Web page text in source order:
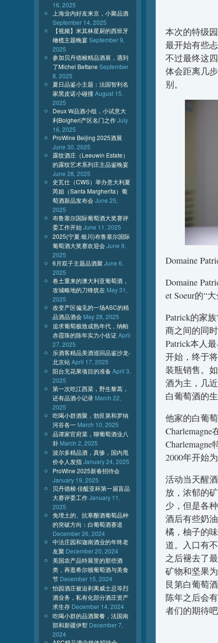
本次的特级
最开始有些
不过最终这
体会距离几
别。
Domaine
Domaine
et Soeur的“
Patrick的家
商之间的同
Patrick本人
开始，终于
装瓶销售。
酒为主，几
白葡萄酒的
他家的白葡
2000年开始
活动当天醒
放，浓郁的
少，但是各
酒后有些奶
橘，柚子的
道。入口有
之后褪去了
矿物和坚果
艮第白葡萄
陈年之后会
者们的期待
16, 2025
上海业内好友来京，小聚品酒
September 14, 2025
【视频】米其林星厨的西班牙
橄榄主题晚宴September 9,
2025
参加贝丹德梭精品酒展，遇到
了Michel Bettane September
8, 2025
夏日品鉴小主题：法国智利名
家黑皮诺小碰撞August 15,
2025
Deux W品酒小组，小试意大
利Bolgheri产区名门之作July
16, 2025
ProWine Beijing 2025酒展
June 30, 2025
露纹酒庄（Leeuwin Estate）
的露纹艺术系列庄主品鉴晚宴
June 28, 2025
史瓦仕（CWS）举办意大利夏
芮妲（Santa Margherita）葡
萄酒新品发布会June 25,
2025
布鲁塞尔国际葡萄酒大奖赛评
委工作开始June 11, 2025
2025(宁夏.银川)布鲁塞尔国际
葡萄酒大奖赛欢迎会June 9,
2025
6月双子主题品酒聚 June 6,
2025
卷土重来的澳大利亚葡萄酒，
攻城略地的刀锋犹在 May 31,
2025
改变产区偏见的一场ASC的精
品酒品酒会 May 28, 2025
追求葡萄极致成熟年代，纳帕
赤霞珠的陈年实力小佐证April
27, 2025
乐酒客精品美酒巡回品鉴沙龙-
北京站April 17, 2025
阳台无花果项目的准备April 3,
2025
第一次吃江西菜，野生黎蒿，
还有品酒小记录 March 22,
2025
吃喝小群酒聚，勃艮第和罗纳
河谷各一 March 10, 2025
品谭家官府菜，聊葡萄酒业八
卦 March 2, 2025
波尔多精品酒，真惨，国内甩
价令人发指January 24, 2025
ProWine 2025新春招待会
January 19, 2025
贝丹德梭·佳醍亚杯第一届盲品
大赛评委工作January 11,
2025
免埋土的、抗寒酿酒葡萄品种
的突破方向：白葡萄酒赛道
December 26, 2024
中法庄园和迦南酒业的年终老
友聚 December 20, 2024
美国农产品特展里的那些酒
类，再逛希尔顿葡萄酒与美食
节 December 15, 2024
怡园酒庄被迫剥离威士忌等烈
酒业务，私有化部分酒庄资产
求生存 December 14, 2024
吃喝小群的品酒聚餐，法国南
部和新疆伊犁 December 7,
2024